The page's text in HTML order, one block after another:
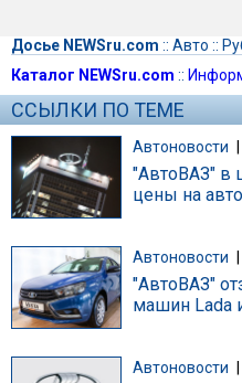
Досье NEWSru.com :: Авто ::
Каталог NEWSru.com ::
ССЫЛКИ ПО ТЕМЕ
Автоновости |
"АвтоВАЗ" в
цены на
Автоновости
"АвтоВАЗ"
машин Lada
Автоновости